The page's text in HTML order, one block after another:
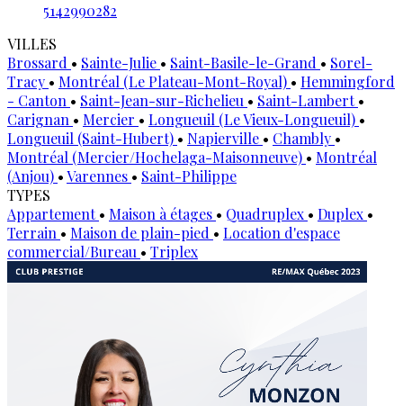
5142990282
VILLES
Brossard • Sainte-Julie • Saint-Basile-le-Grand • Sorel-
Tracy • Montréal (Le Plateau-Mont-Royal) • Hemmingford
- Canton • Saint-Jean-sur-Richelieu • Saint-Lambert•
Carignan • Mercier • Longueuil (Le Vieux-Longueuil) •
Longueuil (Saint-Hubert) • Napierville • Chambly •
Montréal (Mercier/Hochelaga-Maisonneuve) • Montréal
(Anjou) •Varennes • Saint-Philippe
TYPES
Appartement• Maison à étages • Quadruplex • Duplex •
Terrain • Maison de plain-pied • Location d'espace
commercial/Bureau • Triplex